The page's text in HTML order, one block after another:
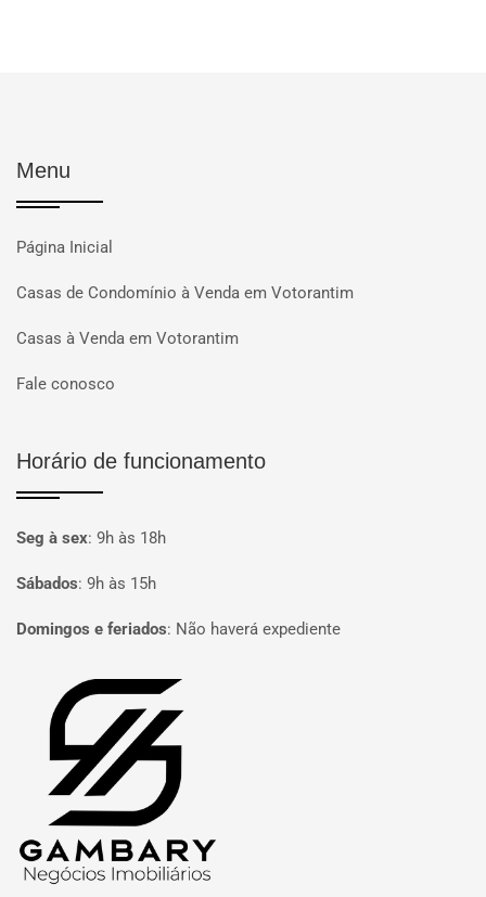
Menu
Página Inicial
Casas de Condomínio à Venda em Votorantim
Casas à Venda em Votorantim
Fale conosco
Horário de funcionamento
Seg à sex: 9h às 18h
Sábados: 9h às 15h
Domingos e feriados: Não haverá expediente
Página inicial